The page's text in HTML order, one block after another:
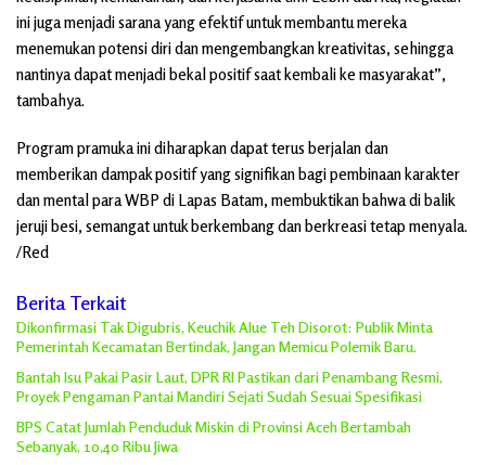
ini juga menjadi sarana yang efektif untuk membantu mereka
menemukan potensi diri dan mengembangkan kreativitas, sehingga
nantinya dapat menjadi bekal positif saat kembali ke masyarakat”,
tambahya.
Program pramuka ini diharapkan dapat terus berjalan dan
memberikan dampak positif yang signifikan bagi pembinaan karakter
dan mental para WBP di Lapas Batam, membuktikan bahwa di balik
jeruji besi, semangat untuk berkembang dan berkreasi tetap menyala.
/Red
Berita Terkait
Dikonfirmasi Tak Digubris, Keuchik Alue Teh Disorot: Publik Minta
Pemerintah Kecamatan Bertindak, Jangan Memicu Polemik Baru.
Bantah Isu Pakai Pasir Laut, DPR RI Pastikan dari Penambang Resmi,
Proyek Pengaman Pantai Mandiri Sejati Sudah Sesuai Spesifikasi
BPS Catat Jumlah Penduduk Miskin di Provinsi Aceh Bertambah
Sebanyak, 10,40 Ribu Jiwa